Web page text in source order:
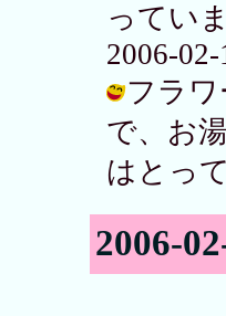
ってい
2006-
フラワ
で、お
はとっ
2006-